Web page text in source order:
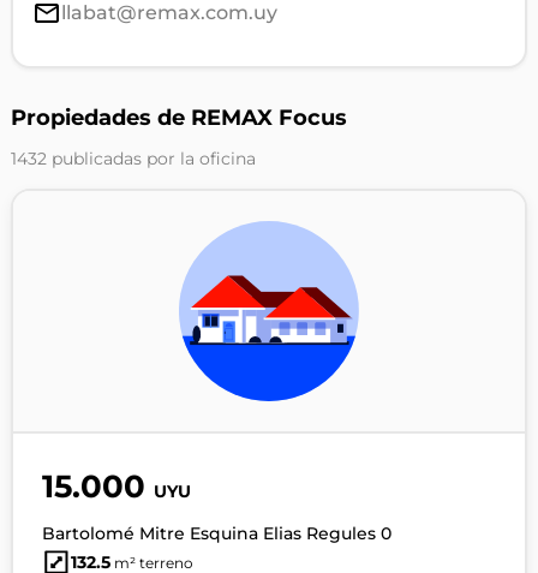
llabat@remax.com.uy
Propiedades de REMAX Focus
1432 publicadas por la oficina
15.000 UYU
Bartolomé Mitre Esquina Elias Regules 0
132.5m² terreno